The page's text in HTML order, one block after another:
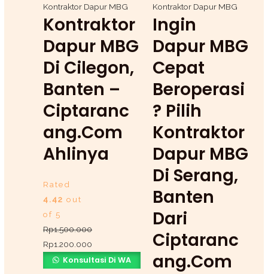
Kontraktor Dapur MBG
Kontraktor
Dapur MBG
Di Cilegon,
Banten –
Ciptaranc
Ang.com
Ahlinya
Rated
4.42 out
of 5
Rp1.500.000
was:
Rp1.500.000.
Rp1.200.000
is:
Rp1.200.000.
Konsultasi Di WA
Kontraktor Dapur MBG
Ingin
Dapur MBG
Cepat
Beroperasi
? Pilih
Kontraktor
Dapur MBG
Di Serang,
Banten
Dari
Ciptaranc
Ang.com
was:
Rp1.500.000.
is: